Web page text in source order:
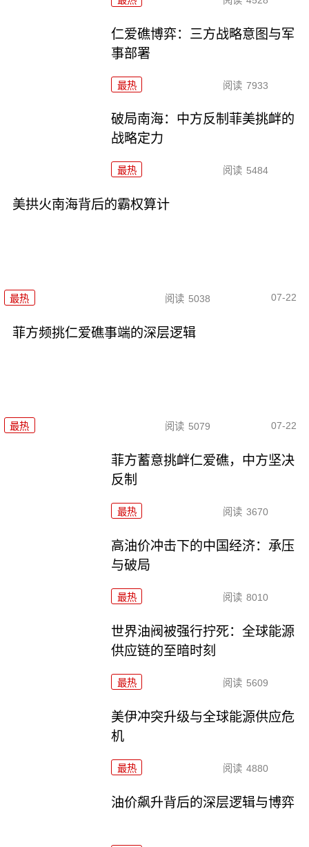
仁爱礁博弈：三方战略意图与军
事部署
最热 阅读 7933
破局南海：中方反制菲美挑衅的
战略定力
最热 阅读 5484
美拱火南海背后的霸权算计
最热 阅读 5038 07-22
菲方频挑仁爱礁事端的深层逻辑
最热 阅读 5079 07-22
菲方蓄意挑衅仁爱礁，中方坚决
反制
最热 阅读 3670
高油价冲击下的中国经济：承压
与破局
最热 阅读 8010
世界油阀被强行拧死：全球能源
供应链的至暗时刻
最热 阅读 5609
美伊冲突升级与全球能源供应危
机
最热 阅读 4880
油价飙升背后的深层逻辑与博弈